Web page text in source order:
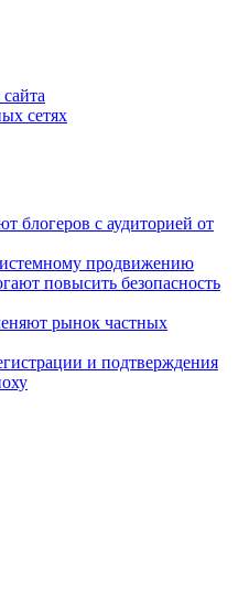
сетях
блогеров с аудиторией от
продвижению
повысить безопасность
рынок частных
и подтверждения